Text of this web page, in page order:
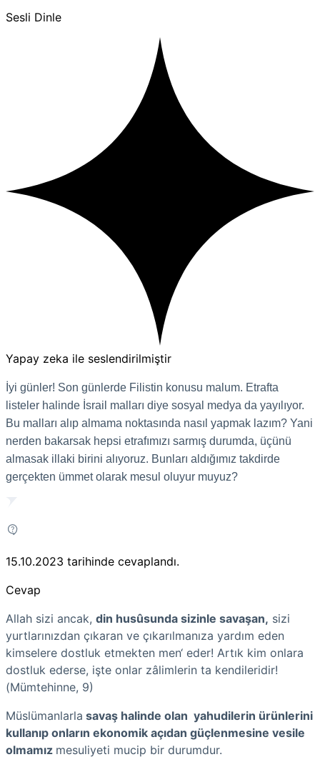
Sesli Dinle
Yapay zeka ile seslendirilmiştir
İyi günler! Son günlerde Filistin konusu malum. Etrafta
listeler halinde İsrail malları diye sosyal medya da yayılıyor.
Bu malları alıp almama noktasında nasıl yapmak lazım? Yani
nerden bakarsak hepsi etrafımızı sarmış durumda, üçünü
almasak illaki birini alıyoruz. Bunları aldığımız takdirde
gerçekten ümmet olarak mesul oluyur muyuz?
15.10.2023 tarihinde cevaplandı.
Cevap
Allah sizi ancak, din husûsunda sizinle savaşan, sizi
yurtlarınızdan çıkaran ve çıkarılmanıza yardım eden
kimselere dostluk etmekten men‘ eder! Artık kim onlara
dostluk ederse, işte onlar zâlimlerin ta kendileridir!
(Mümtehinne, 9)
Müslümanlarla savaş halinde olan yahudilerin ürünlerini
kullanıp onların ekonomik açıdan güçlenmesine vesile
olmamız mesuliyeti mucip bir durumdur.